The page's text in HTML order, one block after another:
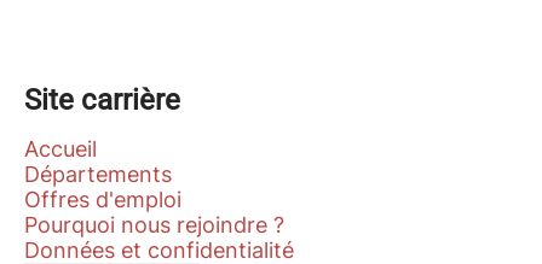
Site carrière
Accueil
Départements
Offres d'emploi
Pourquoi nous rejoindre ?
Données et confidentialité